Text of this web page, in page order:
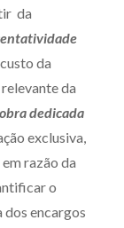
da
da
da
dedicada
exclusiva,
razão da
o
dos encargos